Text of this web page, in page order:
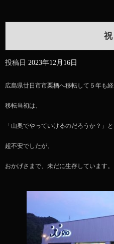
祝
投稿日 2023年12月16日
広島県廿日市市栗栖へ移転して５年も経
移転当初は、
「山奥でやっていけるのだろうか？」と
超不安でしたが、
おかげさまで、未だに生存しています